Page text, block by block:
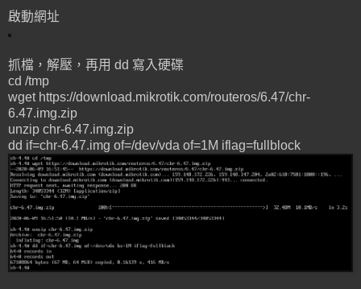
啟動網址
抓檔，解壓，再用 dd 寫入硬碟
cd /tmp
wget https://download.mikrotik.com/routeros/6.47/chr-
6.47.img.zip
unzip chr-6.47.img.zip
dd if=chr-6.47.img of=/dev/vda of=1M iflag=fullblock